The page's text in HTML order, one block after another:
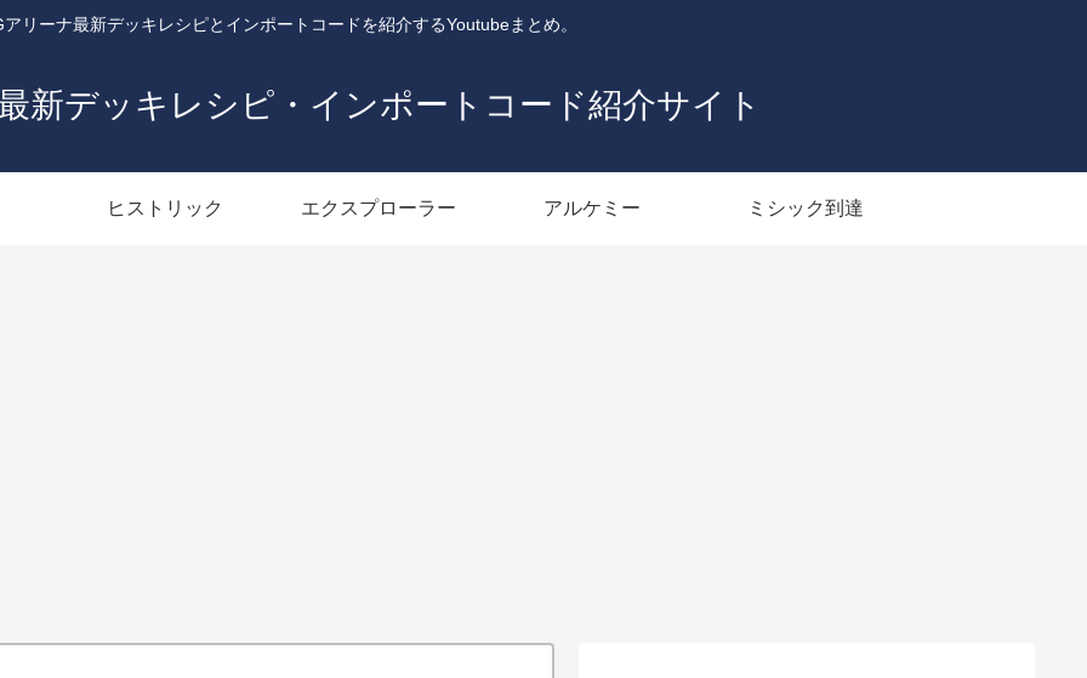
リーナ最新デッキレシピとインポートコードを紹介するYoutubeまとめ。
新デッキレシピ・インポートコード紹介サイト
ヒストリック エクスプローラー アルケミー ミシック到達